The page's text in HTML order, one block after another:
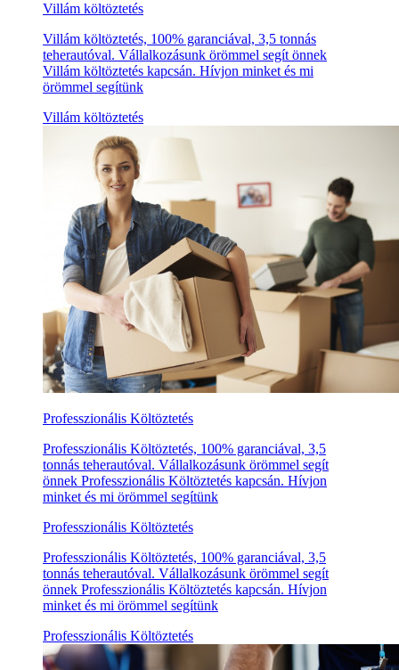
Villám költöztetés
Villám költöztetés, 100% garanciával, 3,5 tonnás
teherautóval. Vállalkozásunk örömmel segít önnek
Villám költöztetés kapcsán. Hívjon minket és mi
örömmel segítünk
Villám költöztetés
Professzionális Költöztetés
Professzionális Költöztetés, 100% garanciával, 3,5
tonnás teherautóval. Vállalkozásunk örömmel segít
önnek Professzionális Költöztetés kapcsán. Hívjon
minket és mi örömmel segítünk
Professzionális Költöztetés
Professzionális Költöztetés, 100% garanciával, 3,5
tonnás teherautóval. Vállalkozásunk örömmel segít
önnek Professzionális Költöztetés kapcsán. Hívjon
minket és mi örömmel segítünk
Professzionális Költöztetés